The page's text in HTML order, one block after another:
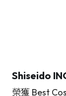
Shiseido
榮獲 Best